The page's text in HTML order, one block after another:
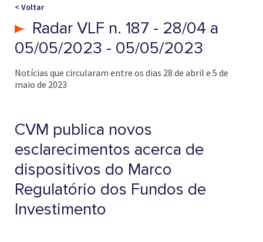
< Voltar
Radar VLF n. 187 - 28/04 a
05/05/2023 - 05/05/2023
Notícias que circularam entre os dias 28 de abril e 5 de
maio de 2023
CVM publica novos
esclarecimentos acerca de
dispositivos do Marco
Regulatório dos Fundos de
Investimento